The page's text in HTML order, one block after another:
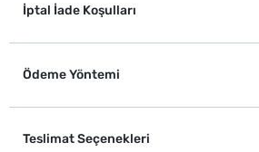
İptal İade Koşulları
Ödeme Yöntemi
Teslimat Seçenekleri